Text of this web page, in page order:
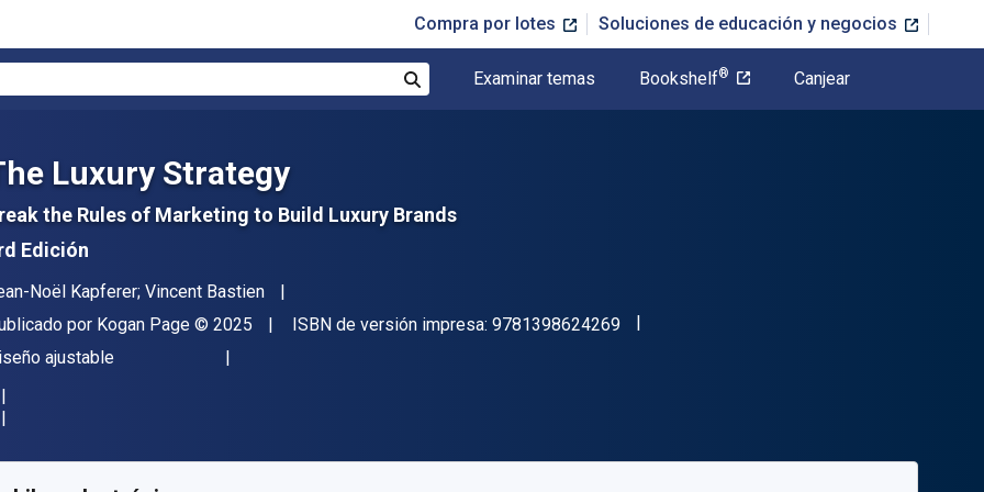
Compra por lotes Soluciones de educación y negocios
Examinar temas Bookshelf® Canjear
Luxury Strategy
the Rules of Marketing to Build Luxury Brands
Edición
Noël Kapferer; Vincent Bastien
por Kogan Page Copyright
© 2025 ISBN de versión impresa: 9781398624269"ISBN-13 9781398624269"
ajustable